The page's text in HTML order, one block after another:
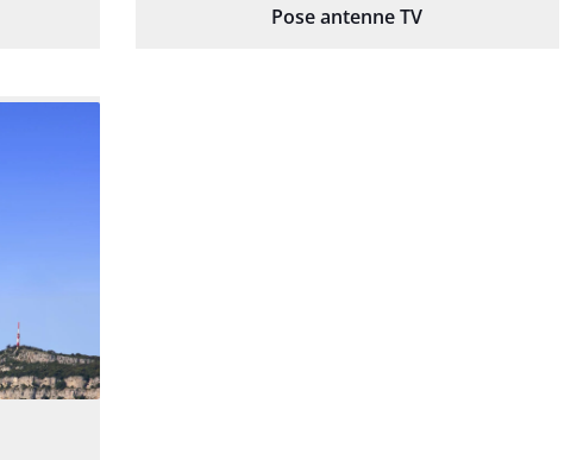
Pose antenne TV